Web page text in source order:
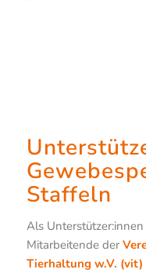
Staffeln
Als
Mitarbeitende der
Tierhaltung w.V. (vit)